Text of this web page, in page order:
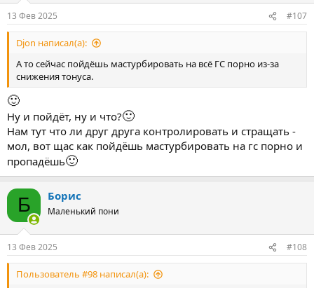
13 Фев 2025 #107
Djon написал(а):
А то сейчас пойдёшь мастурбировать на всё ГС порно из-за
снижения тонуса.
🙂
Ну и пойдёт, ну и что?🙂
Нам тут что ли друг друга контролировать и стращать -
мол, вот щас как пойдёшь мастурбировать на гс порно и
пропадёшь🙂
Б Борис
Маленький пони
13 Фев 2025 #108
Пользователь #98 написал(а):